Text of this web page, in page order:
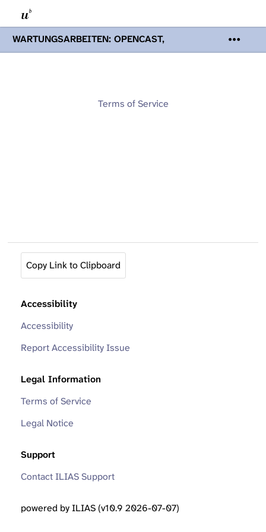
WARTUNGSARBEITEN: OPENCAST,
PODCASTS & TOBIRA
Mi 19. August
Opencast-Videos und Tobira nicht zur
Terms of Service
Copy Link to Clipboard
Accessibility
Accessibility
Report Accessibility Issue
Legal Information
Terms of Service
Legal Notice
Support
Contact ILIAS Support
powered by ILIAS (v10.9 2026-07-07)